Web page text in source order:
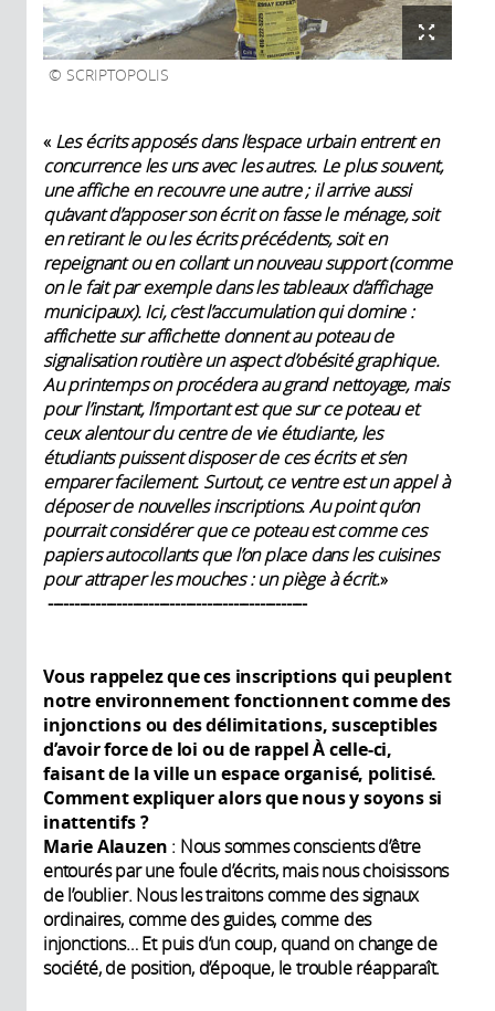
SCRIPTOPOLIS
« Les écrits apposés dans l’espace urbain entrent en
concurrence les uns avec les autres. Le plus souvent,
une affiche en recouvre une autre ; il arrive aussi
qu’avant d’apposer son écrit on fasse le ménage, soit
en retirant le ou les écrits précédents, soit en
repeignant ou en collant un nouveau support (comme
on le fait par exemple dans les tableaux d’affichage
municipaux). Ici, c’est l’accumulation qui domine :
affichette sur affichette donnent au poteau de
signalisation routière un aspect d’obésité graphique.
Au printemps on procédera au grand nettoyage, mais
pour l’instant, l’important est que sur ce poteau et
ceux alentour du centre de vie étudiante, les
étudiants puissent disposer de ces écrits et s’en
emparer facilement. Surtout, ce ventre est un appel à
déposer de nouvelles inscriptions. Au point qu’on
pourrait considérer que ce poteau est comme ces
papiers autocollants que l’on place dans les cuisines
pour attraper les mouches : un piège à écrit.»
-------------------------------------------------
Vous rappelez que ces inscriptions qui peuplent
notre environnement fonctionnent comme des
injonctions ou des délimitations, susceptibles
d’avoir force de loi ou de rappel À celle-ci,
faisant de la ville un espace organisé, politisé.
Comment expliquer alors que nous y soyons si
inattentifs ?
Marie Alauzen : Nous sommes conscients d’être
entourés par une foule d’écrits, mais nous choisissons
de l’oublier. Nous les traitons comme des signaux
ordinaires, comme des guides, comme des
injonctions… Et puis d’un coup, quand on change de
société, de position, d’époque, le trouble réapparaît.